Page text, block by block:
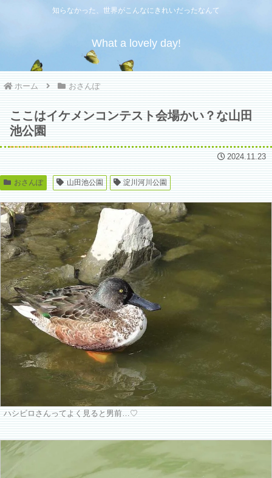
知らなかった、世界がこんなにきれいだったなんて
What a lovely day!
ホーム おさんぽ
ここはイケメンコンテスト会場かい？な山田
池公園
2024.11.23
おさんぽ 山田池公園 淀川河川公園
ハシビロさんってよく見ると男前…♡